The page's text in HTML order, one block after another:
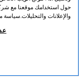
الوصف التركيبالقياسات
ربطة عنق رفيعة مصنوعة
حول استخدامك موقعنا مع
والإعلانات والتحليلات.سياسة